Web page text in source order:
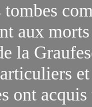
tombes
aux
la
ont